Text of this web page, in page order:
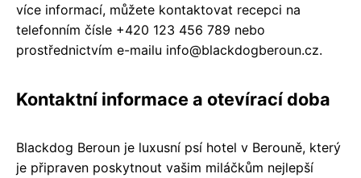
více informací, můžete kontaktovat recepci na
telefonním čísle +420 123 456 789 nebo
prostřednictvím e-mailu info@blackdogberoun.cz.
Kontaktní informace a otevírací doba
Blackdog Beroun je luxusní psí hotel v Berouně, který
je připraven poskytnout vašim miláčkům nejlepší